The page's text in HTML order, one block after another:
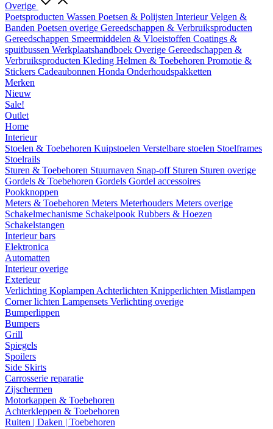
Overige
Poetsproducten Wassen Poetsen & Polijsten InterieurVelgen &
Banden Poetsen overige Gereedschappen & Verbruiksproducten
Gereedschappen Smeermiddelen & Vloeistoffen Coatings &
spuitbussen Werkplaatshandboek Overige Gereedschappen &
Verbruiksproducten Kleding Helmen & Toebehoren Promotie &
Stickers Cadeaubonnen Honda Onderhoudspakketten
Merken
Nieuw
Sale!
Outlet
Home
Interieur
Stoelen & Toebehoren Kuipstoelen Verstelbare stoelen Stoelframes
Stoelrails
Sturen & Toebehoren Stuurnaven Snap-off Sturen Sturen overige
Gordels & Toebehoren Gordels Gordel accessoires
Pookknoppen
Meters & Toebehoren Meters Meterhouders Meters overige
Schakelmechanisme Schakelpook Rubbers & Hoezen
Schakelstangen
Interieur bars
Elektronica
Automatten
Interieur overige
Exterieur
Verlichting Koplampen Achterlichten Knipperlichten Mistlampen
Corner lichten Lampensets Verlichting overige
Bumperlippen
Bumpers
Grill
Spiegels
Spoilers
Side Skirts
Carrosserie reparatie
Zijschermen
Motorkappen & Toebehoren
Achterkleppen & Toebehoren
Ruiten | Daken | Toebehoren